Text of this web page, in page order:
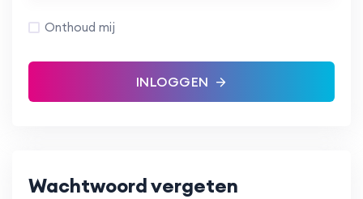
Onthoud mij
INLOGGEN
Wachtwoord vergeten